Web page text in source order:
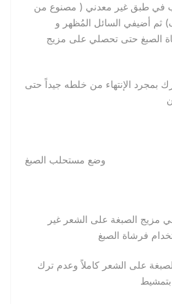
في طبق غير معدني ( مصنوع من
ثم أضيفي السائل المُظهر و
الصبغ حتى تحصلي على مزيج
الإنتهاء من خلطه جيداً حتى
مزيج الصبغة على الشعر غير
على الشعر كاملاً وعدم ترك